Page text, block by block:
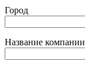
Город
Название компании